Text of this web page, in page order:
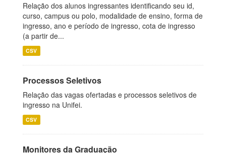
Relação dos alunos ingressantes identificando seu id,
curso, campus ou polo, modalidade de ensino, forma de
ingresso, ano e período de ingresso, cota de ingresso
(a partir de...
CSV
Processos Seletivos
Relação das vagas ofertadas e processos seletivos de
ingresso na Unifei.
CSV
Monitores da Graduação